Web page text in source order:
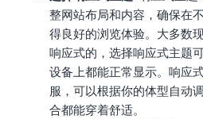
整网站布局和内容，确保在
得良好的浏览体验。大多数
响应式的，选择响应式主题
设备上都能正常显示。响应
服，可以根据你的体型自动
合都能穿着舒适。